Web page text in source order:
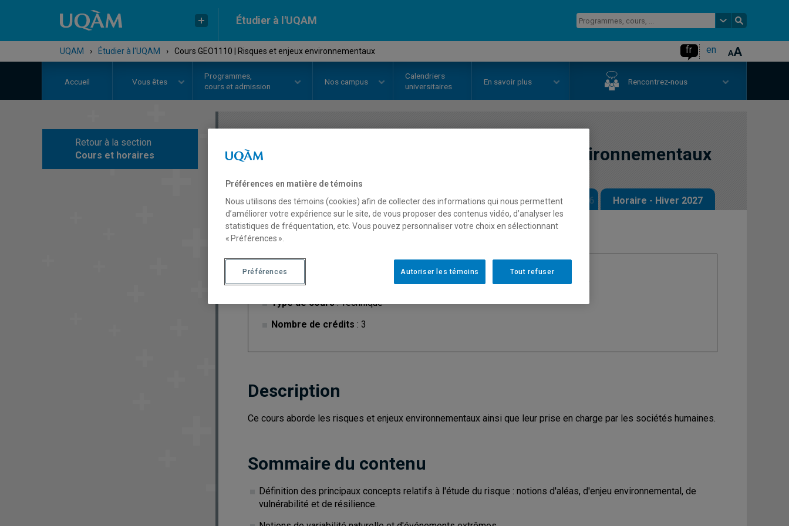
Étudier à l'UQAM
UQAM › Étudier à l'UQAM › Cours GEO1110 | Risques et enjeux environnementaux fr en
Accueil Vous êtes
Programmes,
cours et admission
Nos campus
Calendriers
universitaires
En savoir plus Rencontrez-nous
Retour à la section
Cours et horaires
COURS Risques et enjeux environnementaux
Description Horaire - Été 2026 Horaire - Automne 2026 Horaire - Hiver 2027
Cycle: 1
Type de cours: Technique
Nombre de crédits : 3
: Géographie
Description
Ce cours aborde les risques et enjeux environnementaux ainsi que leur prise en charge par les sociétés humaines.
Sommaire du contenu
Définition des principaux concepts relatifs à l'étude du risque : notions d'aléas, d'enjeu environnemental, de
vulnérabilité et de résilience.
Préférences en matière de témoins
Nous utilisons des témoins (cookies) afin de collecter des informations qui nous permettent
d’améliorer votre expérience sur le site, de vous proposer des contenus vidéo, d’analyser les
statistiques de fréquentation, etc. Vous pouvez personnaliser votre choix en sélectionnant
« Préférences ».
Tout refuser
Autoriser les témoins
Préférences